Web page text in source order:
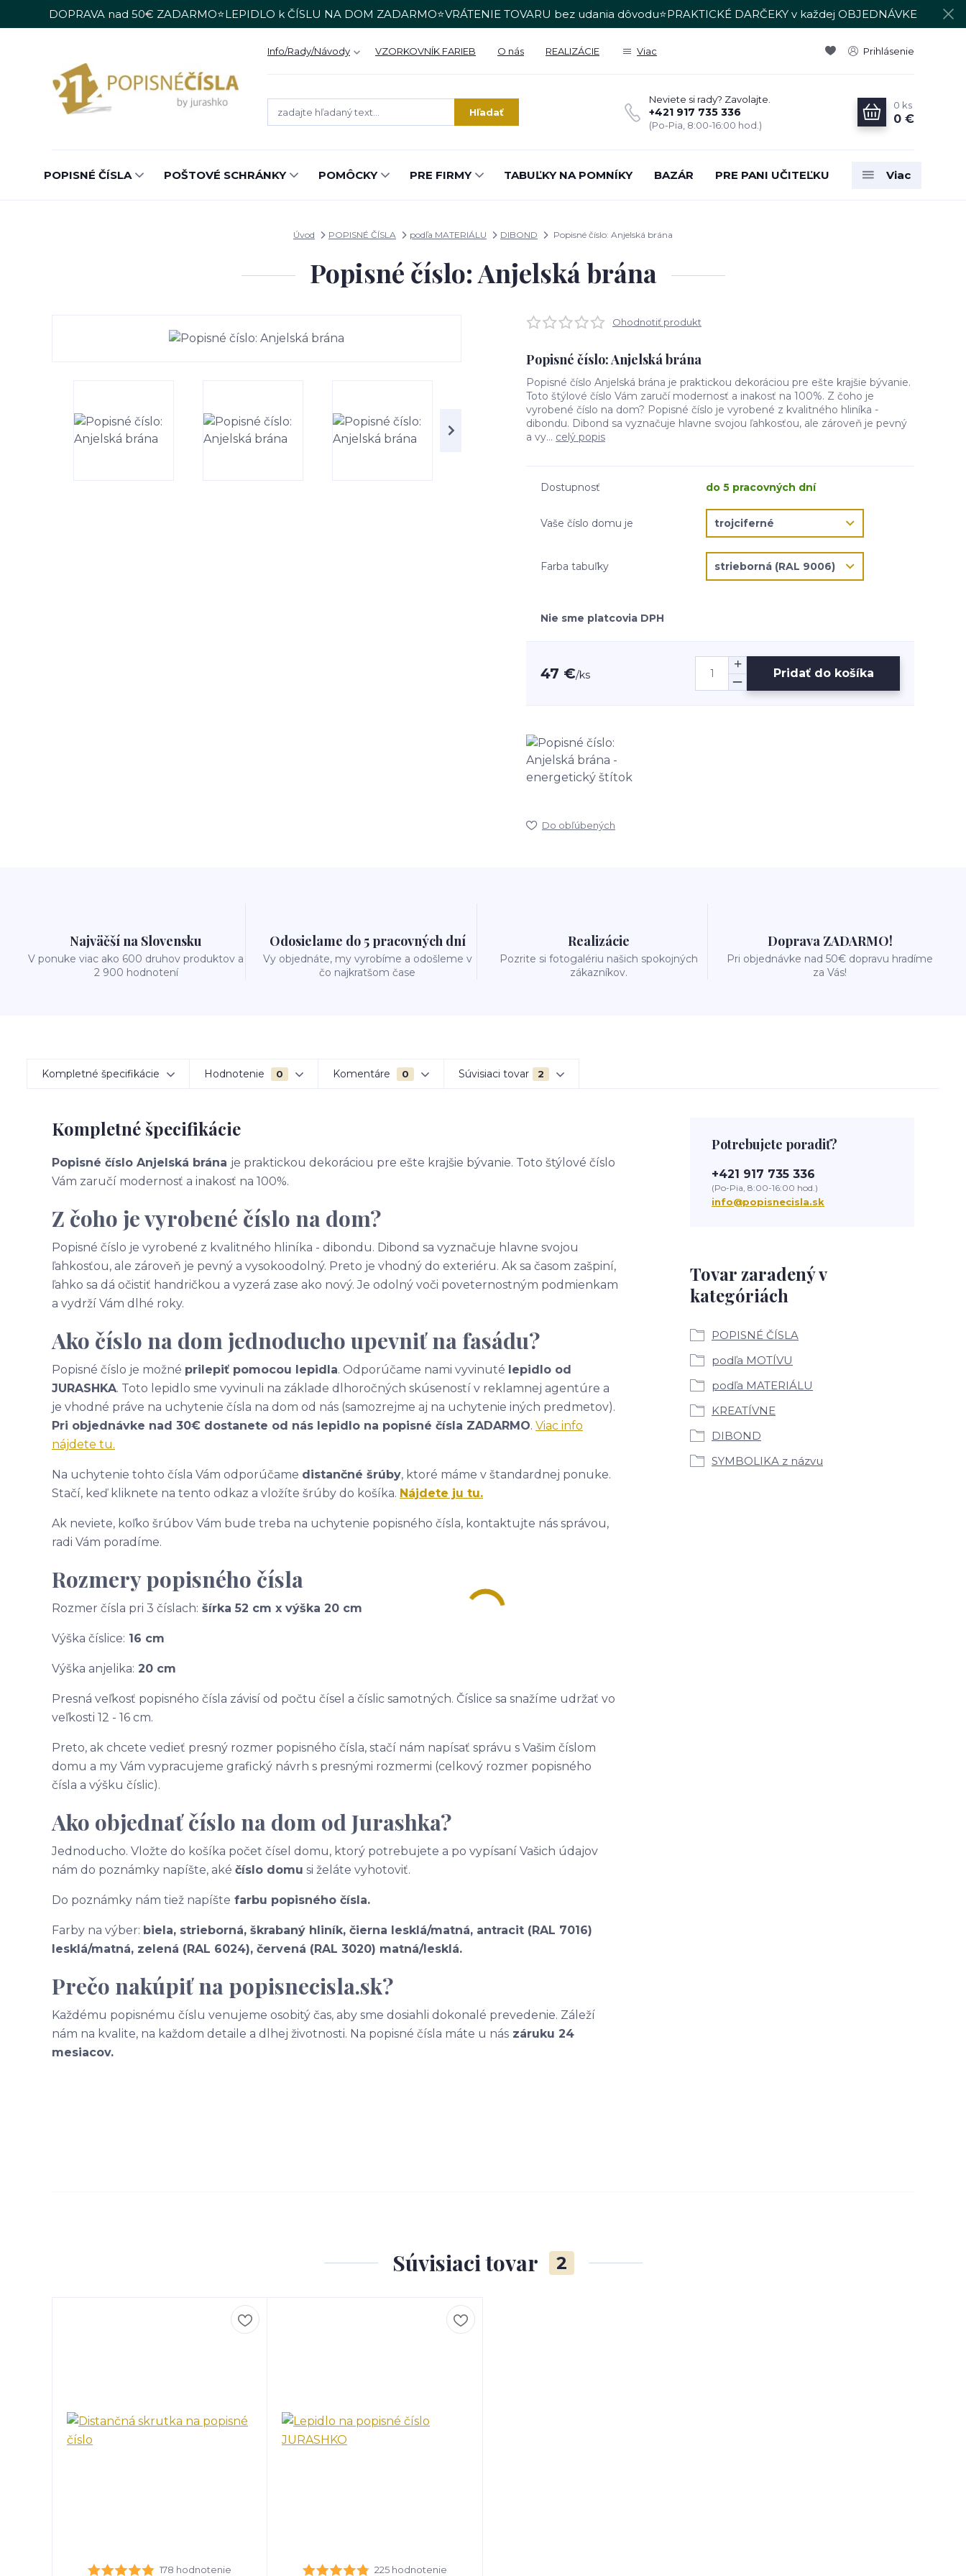
DOPRAVA nad 50€ ZADARMO⭐LEPIDLO k ČÍSLU NA DOM ZADARMO⭐VRÁTENIE TOVARU bez udania dôvodu⭐PRAKTICKÉ DARČEKY v každej OBJEDNÁVKE
Info/Rady/Návody VZORKOVNÍK FARIEB O nás REALIZÁCIE Viac Prihlásenie
Hľadať
Neviete si rady? Zavolajte.
+421 917 735 336
(Po-Pia, 8:00-16:00 hod.)
0 ks
0 €
POPISNÉ ČÍSLA POŠTOVÉ SCHRÁNKY POMÔCKY PRE FIRMY TABUĽKY NA POMNÍKY BAZÁR PRE PANI UČITEĽKU Viac
Úvod POPISNÉ ČÍSLA podľa MATERIÁLU DIBOND Popisné číslo: Anjelská brána
Popisné číslo: Anjelská brána
Ohodnotiť produkt
Popisné číslo: Anjelská brána
Popisné číslo Anjelská brána je praktickou dekoráciou pre ešte krajšie bývanie.
Toto štýlové číslo Vám zaručí modernosť a inakosť na 100%. Z čoho je
vyrobené číslo na dom? Popisné číslo je vyrobené z kvalitného hliníka -
dibondu. Dibond sa vyznačuje hlavne svojou ľahkosťou, ale zároveň je pevný
a vy... celý popis
Dostupnosť do 5 pracovných dní
Vaše číslo domu je
Farba tabuľky
Nie sme platcovia DPH
47 €/ks Pridať do košíka
Do obľúbených
Najväčší na Slovensku
V ponuke viac ako 600 druhov produktov a
2 900 hodnotení
Odosielame do 5 pracovných dní
Vy objednáte, my vyrobíme a odošleme v
čo najkratšom čase
Realizácie
Pozrite si fotogalériu našich spokojných
zákazníkov.
Doprava ZADARMO!
Pri objednávke nad 50€ dopravu hradíme
za Vás!
Kompletné špecifikácie Hodnotenie 0 Komentáre 0 Súvisiaci tovar 2
Kompletné špecifikácie
Popisné číslo Anjelská brána je praktickou dekoráciou pre ešte krajšie bývanie. Toto štýlové číslo
Vám zaručí modernosť a inakosť na 100%.
Z čoho je vyrobené číslo na dom?
Popisné číslo je vyrobené z kvalitného hliníka - dibondu. Dibond sa vyznačuje hlavne svojou
ľahkosťou, ale zároveň je pevný a vysokoodolný. Preto je vhodný do exteriéru. Ak sa časom zašpiní,
ľahko sa dá očistiť handričkou a vyzerá zase ako nový. Je odolný voči poveternostným podmienkam
a vydrží Vám dlhé roky.
Ako číslo na dom jednoducho upevniť na fasádu?
Popisné číslo je možné prilepiť pomocou lepidla. Odporúčame nami vyvinuté lepidlo od
JURASHKA. Toto lepidlo sme vyvinuli na základe dlhoročných skúseností v reklamnej agentúre a
je vhodné práve na uchytenie čísla na dom od nás (samozrejme aj na uchytenie iných predmetov).
Pri objednávke nad 30€ dostanete od nás lepidlo na popisné čísla ZADARMO. Viac info
nájdete tu.
Na uchytenie tohto čísla Vám odporúčame distančné šrúby, ktoré máme v štandardnej ponuke.
Stačí, keď kliknete na tento odkaz a vložíte šrúby do košíka. Nájdete ju tu.
Ak neviete, koľko šrúbov Vám bude treba na uchytenie popisného čísla, kontaktujte nás správou,
radi Vám poradíme.
Rozmery popisného čísla
Rozmer čísla pri 3 číslach: šírka 52 cm x výška 20 cm
Výška číslice: 16 cm
Výška anjelika: 20 cm
Presná veľkosť popisného čísla závisí od počtu čísel a číslic samotných. Číslice sa snažíme udržať vo
veľkosti 12 - 16 cm.
Preto, ak chcete vedieť presný rozmer popisného čísla, stačí nám napísať správu s Vašim číslom
domu a my Vám vypracujeme grafický návrh s presnými rozmermi (celkový rozmer popisného
čísla a výšku číslic).
Ako objednať číslo na dom od Jurashka?
Jednoducho. Vložte do košíka počet čísel domu, ktorý potrebujete a po vypísaní Vašich údajov
nám do poznámky napíšte, aké číslo domu si želáte vyhotoviť.
Do poznámky nám tiež napíšte farbu popisného čísla.
Farby na výber: biela, strieborná, škrabaný hliník, čierna lesklá/matná, antracit (RAL 7016)
lesklá/matná, zelená (RAL 6024), červená (RAL 3020) matná/lesklá.
Prečo nakúpiť na popisnecisla.sk?
Každému popisnému číslu venujeme osobitý čas, aby sme dosiahli dokonalé prevedenie. Záleží
nám na kvalite, na každom detaile a dlhej životnosti. Na popisné čísla máte u nás záruku 24
mesiacov.
Tovar zaradený v
kategóriách
POPISNÉ ČÍSLA
podľa MOTÍVU
podľa MATERIÁLU
KREATÍVNE
DIBOND
SYMBOLIKA z názvu
Potrebujete poradiť?
+421 917 735 336
(Po-Pia, 8:00-16:00 hod.)
info@popisnecisla.sk
Súvisiaci tovar 2
178 hodnotenie 225 hodnotenie